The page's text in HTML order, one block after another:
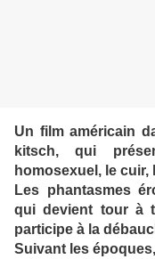
Un film américain
kitsch, qui
homosexuel, le
Les phantasmes
qui devient tour à
participe à la
Suivant les